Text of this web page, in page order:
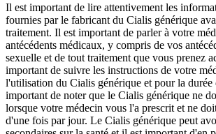
Il est important de lire attentivement les
fournies par le fabricant du Cialis générique
traitement. Il est important de parler à votre
antécédents médicaux, y compris de vos
sexuelle et de tout traitement que vous prenez
important de suivre les instructions de votre
l'utilisation du Cialis générique et pour la durée
important de noter que le Cialis générique ne
lorsque votre médecin vous l'a prescrit et ne
d'une fois par jour. Le Cialis générique peut